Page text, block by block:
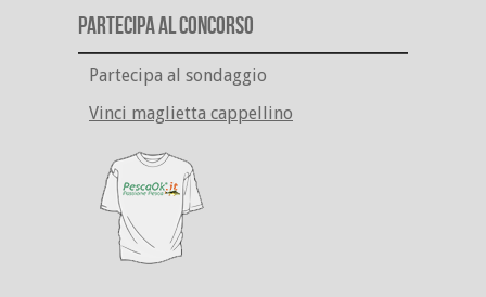
Partecipa al Concorso
Partecipa al sondaggio
Vinci maglietta cappellino